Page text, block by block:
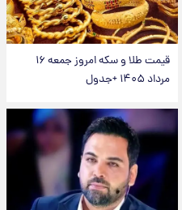
قیمت طلا و سکه امروز جمعه ۱۶
مرداد ۱۴۰۵ +جدول